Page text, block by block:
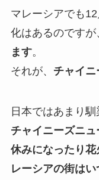
マレーシアでも
化はあるのですが
ます。
それが、 チャイ
日本ではあまり馴
チャイニーズニ
休みになったり
レーシアの街は